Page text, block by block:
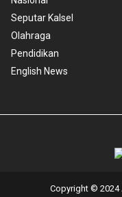
Seputar Kalsel
Olahraga
Pendidikan
English News
Copyright © 2024